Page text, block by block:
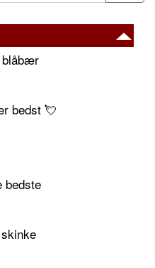
blåbær
bedst 💘
bedste